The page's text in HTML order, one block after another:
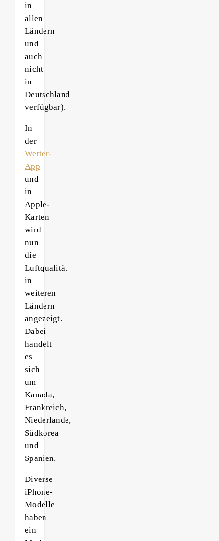
in
allen
Ländern
und
auch
nicht
in
Deutschland
verfügbar).
In
der
Wetter-
App
und
in
Apple-
Karten
wird
nun
die
Luftqualität
in
weiteren
Ländern
angezeigt.
Dabei
handelt
es
sich
um
Kanada,
Frankreich,
Niederlande,
Südkorea
und
Spanien.
Diverse
iPhone-
Modelle
haben
ein